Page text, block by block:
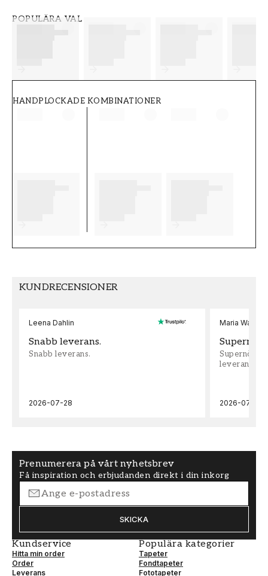
POPULÄRA VAL
HANDPLOCKADE KOMBINATIONER
KUNDRECENSIONER
Leena Dahlin
Snabb leverans.
Snabb leverans.
2026-07-28
Maria
leveran,
2026-07-22
Prenumerera på vårt nyhetsbrev
Få inspiration och erbjudanden direkt i din inkorg
SKICKA
Kundservice
Hitta min order
Order
Leverans
Populära kategorier
Tapeter
Fondtapeter
Fototapeter